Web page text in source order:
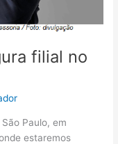
filial no
Paulo, em
estaremos